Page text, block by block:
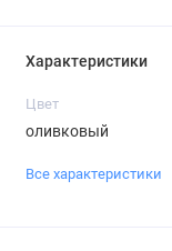
Характеристики
Цвет
оливковый
Все характеристики